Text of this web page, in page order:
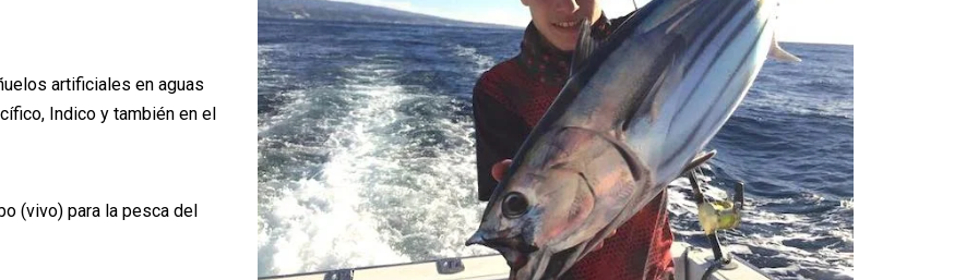
artificiales en aguas
Indico y también en el
(vivo) para la pesca del